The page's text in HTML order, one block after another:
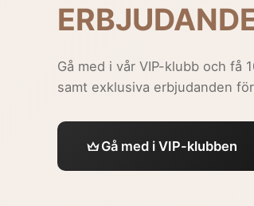
Gå med i vår VIP-klubb och få
samt exklusiva erbjudanden
Gå med i VIP-klubben